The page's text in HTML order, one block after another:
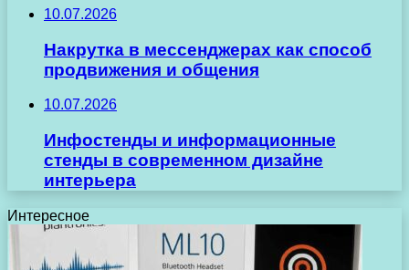
10.07.2026
Накрутка в мессенджерах как способ
продвижения и общения
10.07.2026
Инфостенды и информационные
стенды в современном дизайне
интерьера
Интересное